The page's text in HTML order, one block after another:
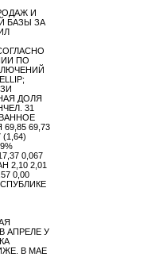
И
БАЗЫ ЗА
ПО
ДОЛЯ
31
69,73
0,067
2,10 2,01
0,00
АПРЕЛЕ У
В МАЕ